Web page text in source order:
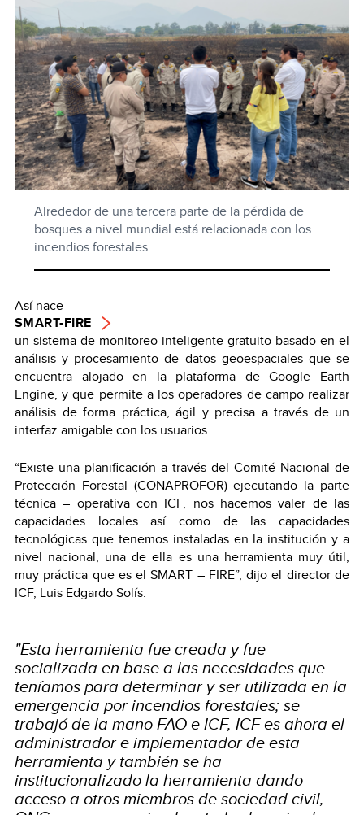
Alrededor de una tercera parte de la pérdida de
bosques a nivel mundial está relacionada con los
incendios forestales
Así nace
SMART-FIRE
un sistema de monitoreo inteligente gratuito basado en el
análisis y procesamiento de datos geoespaciales que se
encuentra alojado en la plataforma de Google Earth
Engine, y que permite a los operadores de campo realizar
análisis de forma práctica, ágil y precisa a través de un
interfaz amigable con los usuarios.
“Existe una planificación a través del Comité Nacional de
Protección Forestal (CONAPROFOR) ejecutando la parte
técnica – operativa con ICF, nos hacemos valer de las
capacidades locales así como de las capacidades
tecnológicas que tenemos instaladas en la institución y a
nivel nacional, una de ella es una herramienta muy útil,
muy práctica que es el SMART – FIRE”, dijo el director de
ICF, Luis Edgardo Solís.
"Esta herramienta fue creada y fue
socializada en base a las necesidades que
teníamos para determinar y ser utilizada en la
emergencia por incendios forestales; se
trabajó de la mano FAO e ICF, ICF es ahora el
administrador e implementador de esta
herramienta y también se ha
institucionalizado la herramienta dando
acceso a otros miembros de sociedad civil,